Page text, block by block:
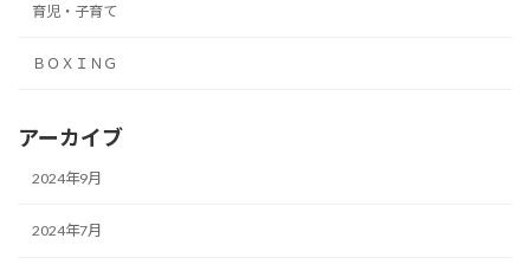
育児・子育て
ＢＯＸＩＮＧ
アーカイブ
2024年9月
2024年7月